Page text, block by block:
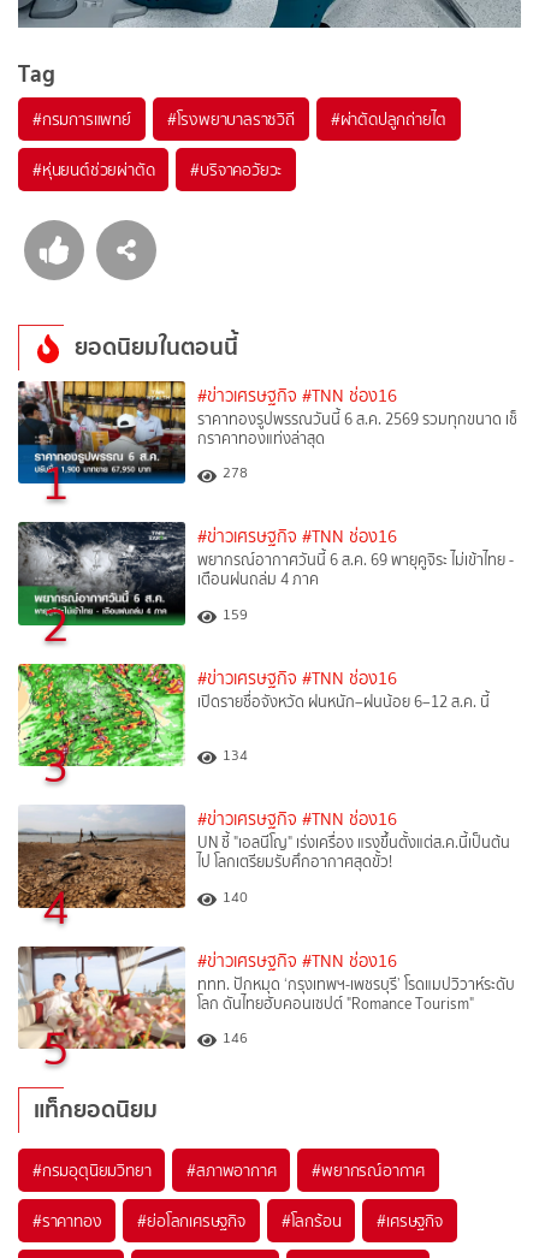
Tag
#กรมการแพทย์ #โรงพยาบาลราชวิถี #ผ่าตัดปลูกถ่ายไต
#หุ่นยนต์ช่วยผ่าตัด #บริจาคอวัยวะ
ยอดนิยมในตอนนี้
1
#ข่าวเศรษฐกิจ #TNN ช่อง16
ราคาทองรูปพรรณวันนี้ 6 ส.ค. 2569 รวมทุกขนาด เช็
กราคาทองแท่งล่าสุด
278
2
#ข่าวเศรษฐกิจ #TNN ช่อง16
พยากรณ์อากาศวันนี้ 6 ส.ค. 69 พายุคูจิระ ไม่เข้าไทย -
เตือนฝนถล่ม 4 ภาค
159
3
#ข่าวเศรษฐกิจ #TNN ช่อง16
เปิดรายชื่อจังหวัด ฝนหนัก–ฝนน้อย 6–12 ส.ค. นี้
134
4
#ข่าวเศรษฐกิจ #TNN ช่อง16
UN ชี้ "เอลนีโญ" เร่งเครื่อง แรงขึ้นตั้งแต่ส.ค.นี้เป็นต้น
ไป โลกเตรียมรับศึกอากาศสุดขั้ว!
140
5
#ข่าวเศรษฐกิจ #TNN ช่อง16
ททท. ปักหมุด ‘กรุงเทพฯ-เพชรบุรี’ โรดแมปวิวาห์ระดับ
โลก ดันไทยฮับคอนเซปต์ "Romance Tourism"
146
แท็กยอดนิยม
#กรมอุตุนิยมวิทยา #สภาพอากาศ #พยากรณ์อากาศ
#ราคาทอง #ย่อโลกเศรษฐกิจ #โลกร้อน #เศรษฐกิจ